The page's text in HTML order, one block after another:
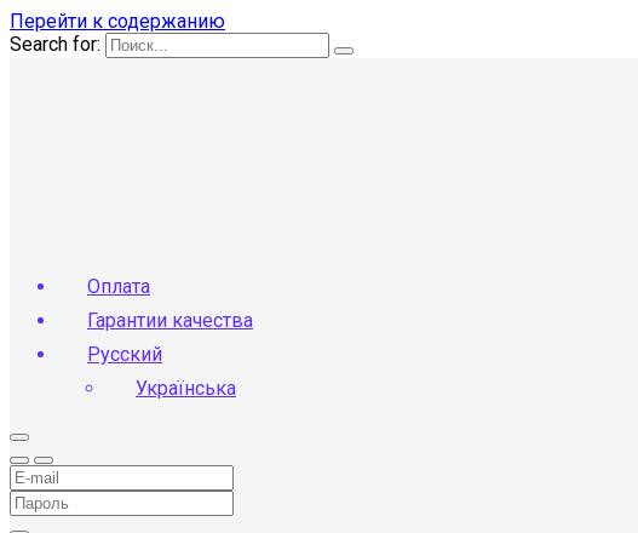
Перейти к содержанию
Search for:
Оплата
Гарантии качества
Русский
Українська